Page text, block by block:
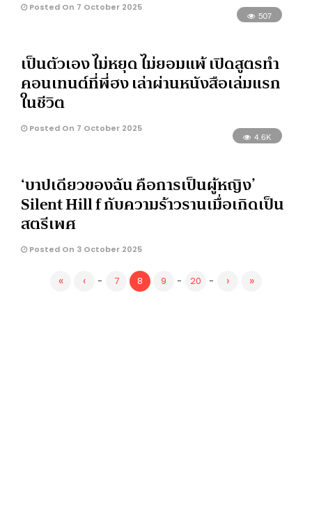
Posted On 7 October 2025
507
เป็นตัวเอง ไม่หยุด ไม่ยอมแพ้ เปิดสูตรทำ
คอนเทนต์ที่พี่ฮง เล่าผ่านหนังสือเล่มแรก
ในชีวิต
Posted On 7 October 2025
4.6K
‘บาปเดียวของฉัน คือการเป็นผู้หญิง’
Silent Hill f กับความร้าวรานเมื่อเกิดเป็น
สตรีเพศ
Posted On 3 October 2025
« ‹ - 7 8 9 - 20 - › »